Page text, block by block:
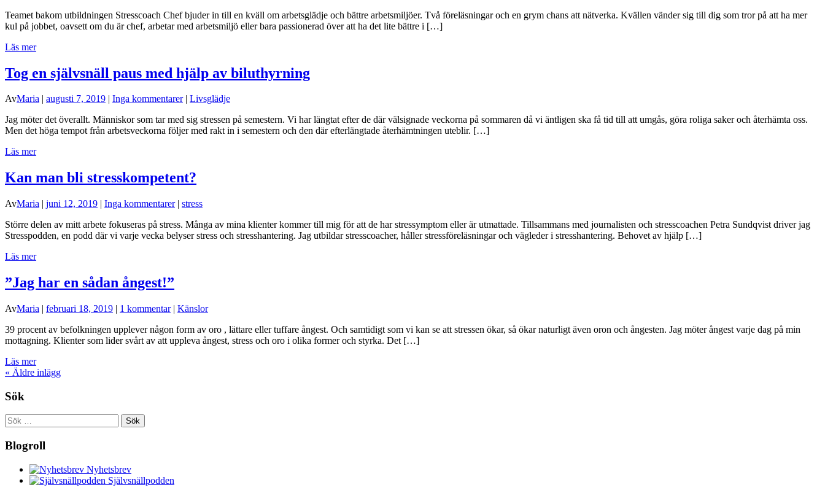
Teamet bakom utbildningen Stresscoach Chef bjuder in till en kväll om arbetsglädje och bättre arbetsmiljöer. Två föreläsningar och en grym chans att nätverka. Kvällen vänder sig till dig som tror på att ha mer
kul på jobbet, oavsett om du är chef, arbetar med arbetsmiljö eller bara passionerad över att ha det lite bättre i […]
Läs mer
Tog en självsnäll paus med hjälp av biluthyrning
AvMaria | augusti 7, 2019 | Inga kommentarer| Livsglädje
Jag möter det överallt. Människor som tar med sig stressen på semestern. Vi har längtat efter de där välsignade veckorna på sommaren då vi äntligen ska få tid till att umgås, göra roliga saker och återhämta oss.
Men det höga tempot från arbetsveckorna följer med rakt in i semestern och den där efterlängtade återhämtningen uteblir. […]
Läs mer
Kan man bli stresskompetent?
AvMaria | juni 12, 2019 | Inga kommentarer| stress
Större delen av mitt arbete fokuseras på stress. Många av mina klienter kommer till mig för att de har stressymptom eller är utmattade. Tillsammans med journalisten och stresscoachen Petra Sundqvist driver jag
Stresspodden, en podd där vi varje vecka belyser stress och stresshantering. Jag utbildar stresscoacher, håller stressföreläsningar och vägleder i stresshantering. Behovet av hjälp […]
Läs mer
”Jag har en sådan ångest!”
AvMaria | februari 18, 2019 | 1 kommentar| Känslor
39 procent av befolkningen upplever någon form av oro , lättare eller tuffare ångest. Och samtidigt som vi kan se att stressen ökar, så ökar naturligt även oron och ångesten. Jag möter ångest varje dag på min
mottagning. Klienter som lider svårt av att uppleva ångest, stress och oro i olika former och styrka. Det […]
Läs mer
« Äldre inlägg
Sök
Sök
efter:
Blogroll
Nyhetsbrev
Självsnällpodden